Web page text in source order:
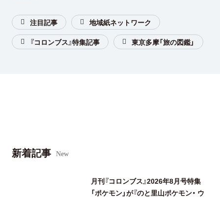
注目記事
地域紙ネットワーク
『コロンブス』特集記事
東京多摩「旅の図鑑」
新着記事 New
月刊『コロンブス』2026年8月号特集
「ポケモン」が『のと里山ポケモン・ ウ